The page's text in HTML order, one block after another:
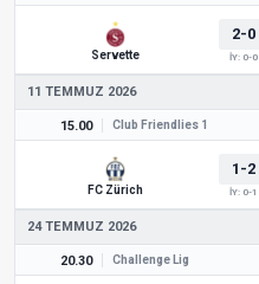
Servette
2-0
İY: 0-0
11 TEMMUZ 2026
15.00 Club Friendlies 1
FC Zürich
1-2
İY: 0-1
24 TEMMUZ 2026
20.30 Challenge Lig